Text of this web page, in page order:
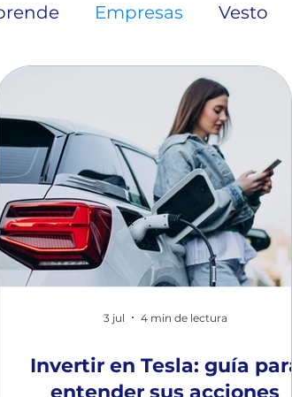
Empresas Vesto
Invertir en Tesla: guía para
entender sus acciones
3 jul 4 min de lectura